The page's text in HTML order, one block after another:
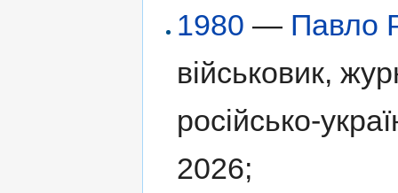
1980 — Павло
військовик,
російсько-
2026;